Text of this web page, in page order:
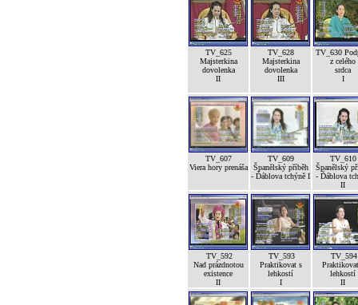
TV_625
Majsterkina
dovolenka
II
TV_628
Majsterkina
dovolenka
III
TV_630
z celého
srdca
I
TV_607
Viera hory prenáša
TV_609
Španělský příběh
- Ďáblova tchýně I
TV_610
Španělský
- Ďáblova
II
TV_592
Nad prázdnotou
existence
II
TV_593
Praktikovat s
lehkostí
I
TV_594
lehkostí
II